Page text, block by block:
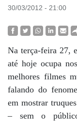
30/03/2012 - 21:00
Na terça-feira 27,
até hoje ocupa
melhores filmes
falando do
em mostrar
– sem o